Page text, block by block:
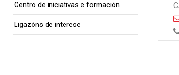
Centro de iniciativas e formación
Ligazóns de interese